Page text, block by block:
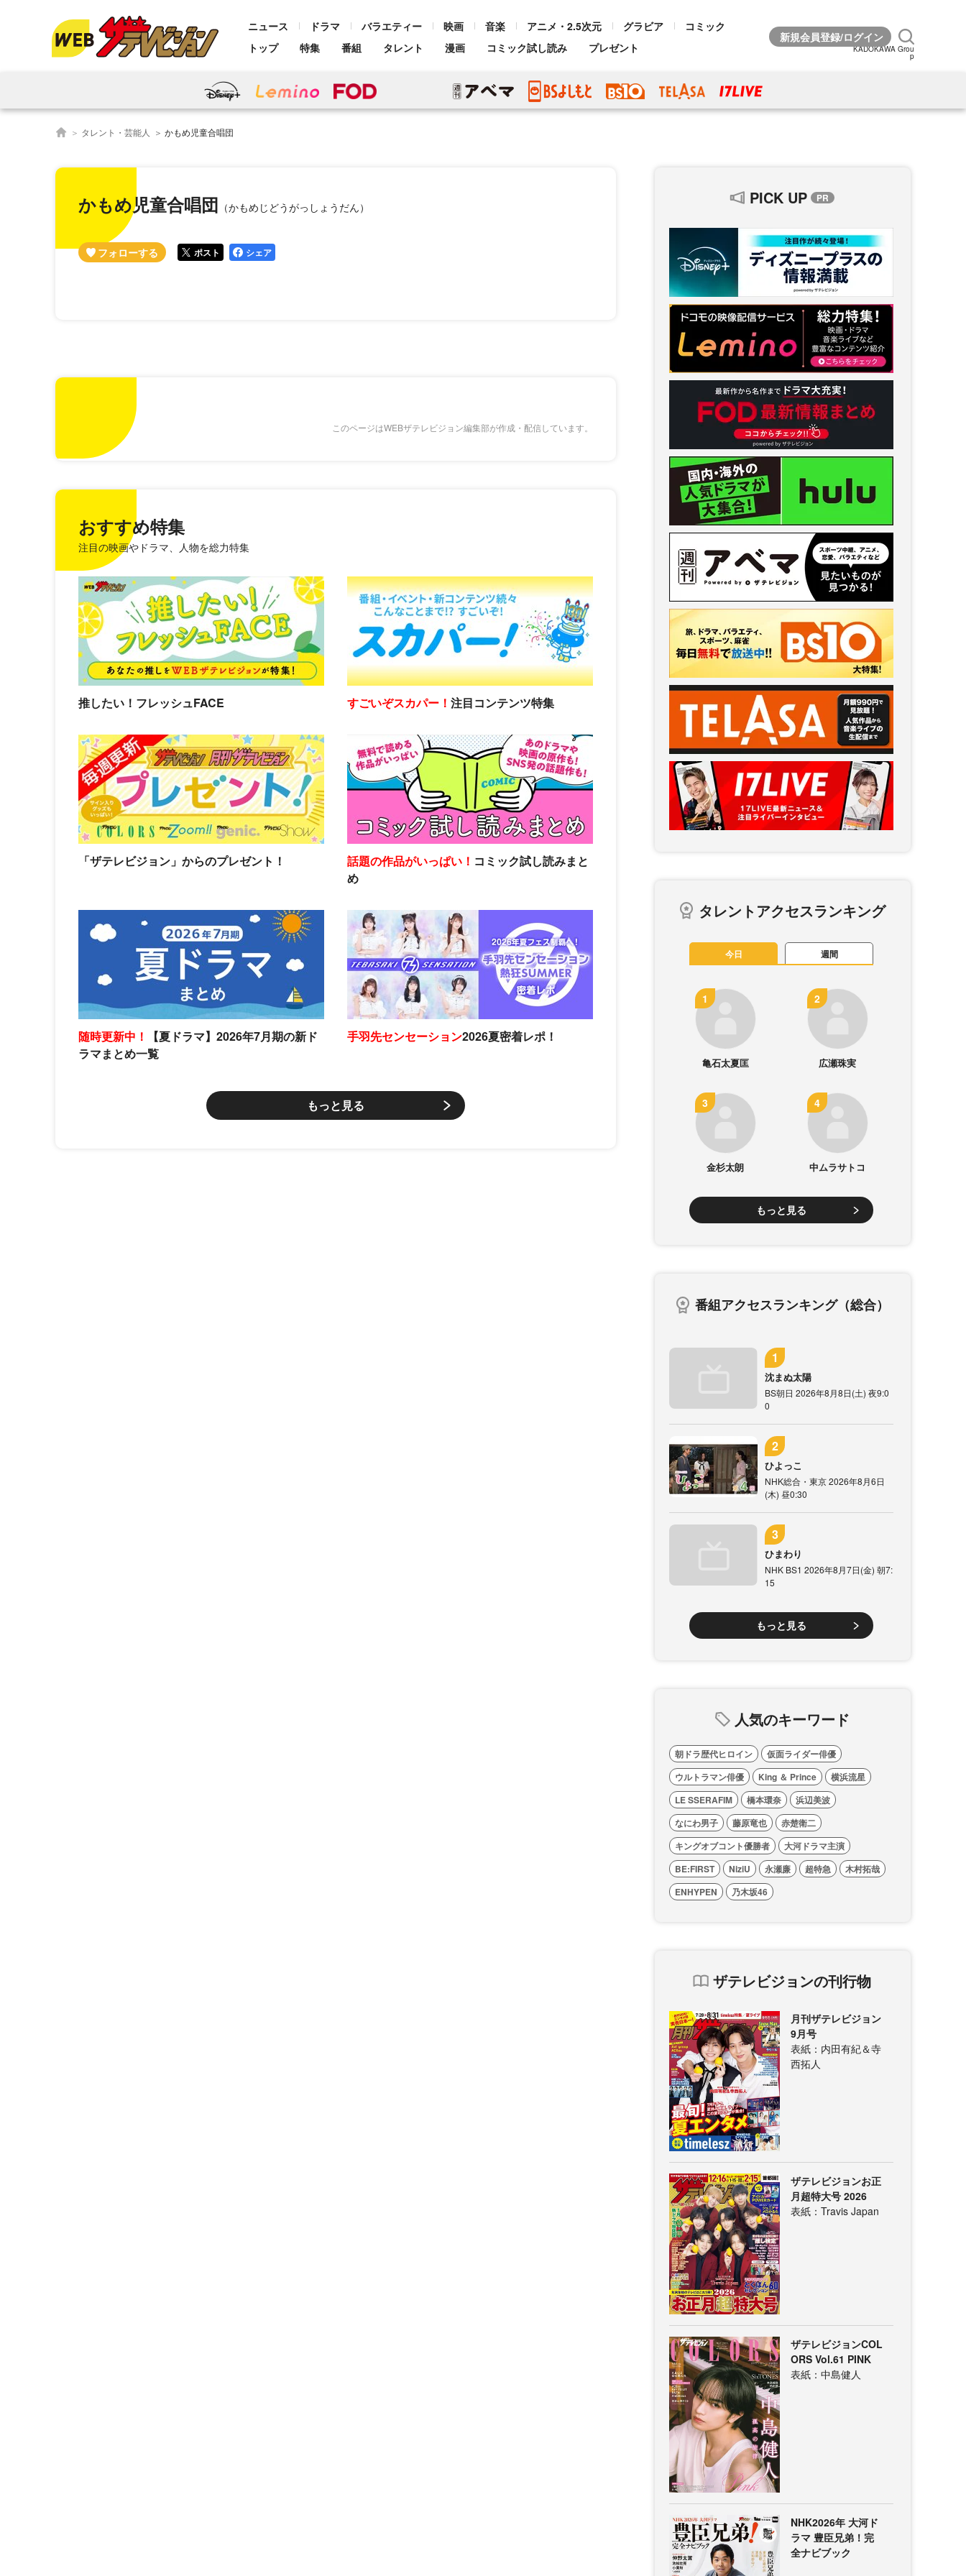
ニュース ドラマ バラエティー 映画 音楽 アニメ・2.5次元 グラビア
コミック
トップ
特集 番組 タレント 漫画 コミック試し読み プレゼント KADOKAWA Grou
p
タレント・芸能人 かもめ児童合唱団
かもめ児童合唱団 （かもめじどうがっしょうだん）
ポスト シェア
このページはWEBザテレビジョン編集部が作成・配信しています。
おすすめ特集
注目の映画やドラマ、人物を総力特集
推したい！フレッシュFACE すごいぞスカパー！ 注目コンテンツ特集
「ザテレビジョン」からのプレゼント！ 話題の作品がいっぱい！ コミック試し読みまと
め
随時更新中！
【夏ドラマ】2026年7月期の新ド
ラマまとめ一覧
手羽先センセーション2026夏密着レポ！
もっと見る
PICK UP
タレントアクセスランキング
今日 週間
亀石太夏匡 広瀬珠実
金杉太朗 中ムラサトコ
もっと見る
番組アクセスランキング（総合）
沈まぬ太陽
BS朝日 2026年8月8日(土) 夜9:0
0
ひよっこ
NHK総合・東京 2026年8月6日
(木) 昼0:30
ひまわり
NHK BS1 2026年8月7日(金) 朝7:
15
もっと見る
人気のキーワード
朝ドラ歴代ヒロイン
仮面ライダー俳優
ウルトラマン俳優
King ＆ Prince
横浜流星
LE SSERAFIM
橋本環奈
浜辺美波
なにわ男子
藤原竜也
赤楚衛二
キングオブコント優勝者
大河ドラマ主演
BE:FIRST
NiziU 永瀬廉 超特急
木村拓哉
ENHYPEN
乃木坂46
ザテレビジョンの刊行物
月刊ザテレビジョン
9月号
表紙：内田有紀＆寺
西拓人
ザテレビジョンお正
月超特大号 2026
表紙：Travis Japan
ザテレビジョンCOL
ORS Vol.61 PINK
表紙：中島健人
NHK2026年 大河ド
ラマ 豊臣兄弟！完
全ナビブック